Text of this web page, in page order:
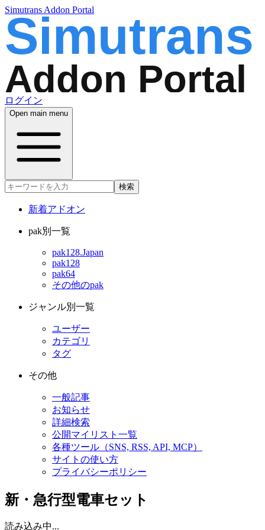
Simutrans Addon Portal
ログイン
Open main menu
検索
新着アドオン
pak別一覧
pak128.Japan
pak128
pak64
その他のpak
ジャンル別一覧
ユーザー
カテゴリ
タグ
その他
一般記事
お知らせ
詳細検索
公開マイリスト一覧
各種ツール（SNS, RSS, API, MCP）
サイトの使い方
プライバシーポリシー
新・急行型電車セット
読み込み中...